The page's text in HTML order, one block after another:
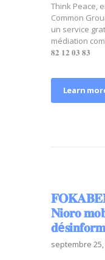
Think Peace,
Common
un service
médiation
𝟖𝟐 𝟏𝟐 𝟎𝟑 𝟖𝟑
Learn
𝐅𝐎𝐊𝐀𝐁𝐄𝐍
𝐍𝐢𝐨𝐫𝐨
septembre 25,